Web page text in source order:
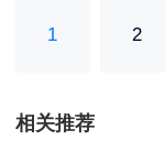
1 2
相关推荐